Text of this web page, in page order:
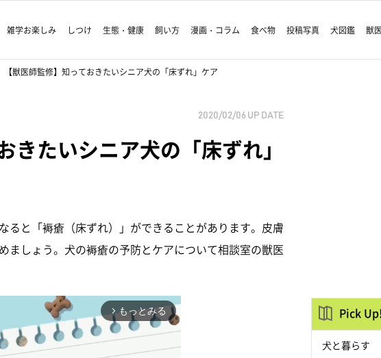
雑学お楽しみ しつけ 生態・健康 飼い方 漫画・コラム 食べ物 投稿写真 犬図鑑 獣
【獣医師監修】知っておきたいシニア犬の「床ずれ」ケア
2020/02/06 UP DATE
たいシニア犬の「床ずれ」
ると「褥瘡（床ずれ）」ができることがあります。皮膚
ましょう。犬の褥瘡の予防とケアについて相談室の獣医
arrow_forward_ios もっとみる Pick Up!
犬と暮らす